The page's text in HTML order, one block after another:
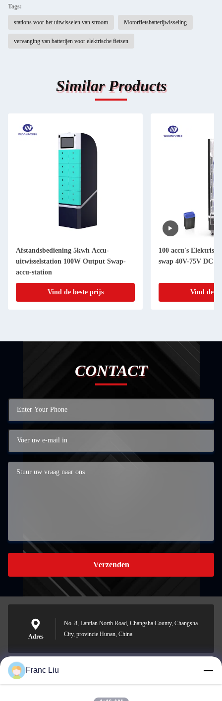
Tags:
stations voor het uitwisselen van stroom Motorfietsbatterijwisseling
vervanging van batterijen voor elektrische fietsen
Similar Products
Afstandsbediening 5kwh Accu-
uitwisselstation 100W Output Swap-
accu-station
Vind de beste prijs
100 accu's
swap 40V-75V DC
Vind de
CONTACT
Verzenden
Adres
No. 8, Lantian North Road, Changsha County, Changsha
City, provincie Hunan, China
sales09@vdbattery.com
Franc Liu